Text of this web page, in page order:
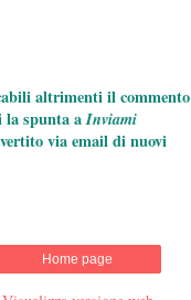
altrimenti il commento
la spunta aInviami
via email di nuovi
Home page